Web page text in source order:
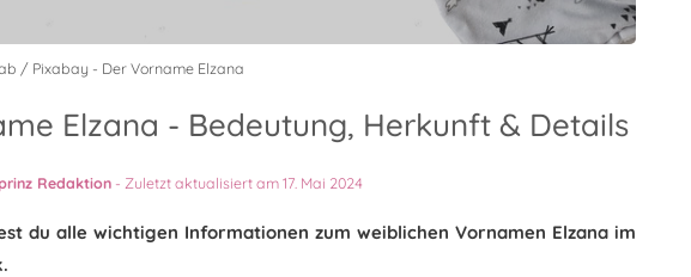
/ Pixabay - Der Vorname Elzana
Elzana - Bedeutung, Herkunft & Details
Redaktion - Zuletzt aktualisiert am 17. Mai 2024
du alle wichtigen Informationen zum weiblichen Vornamen Elzana im